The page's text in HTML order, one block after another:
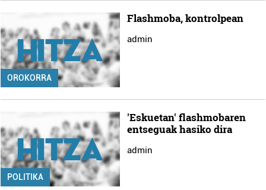
OROKORRA
Flashmoba, kontrolpean
admin
POLITIKA
'Eskuetan' flashmobaren
entseguak hasiko dira
admin